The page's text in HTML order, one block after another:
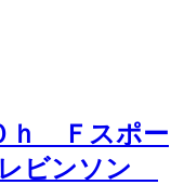
ｈ Ｆスポー
ビンソン